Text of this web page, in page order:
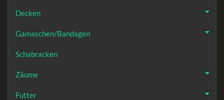
Decken
Gamaschen/Bandagen
Schabracken
Zäume
Futter